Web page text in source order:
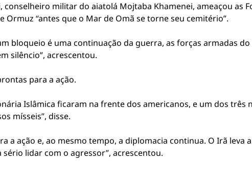
militar do aiatolá Mojtaba Khamenei, ameaçou as
“antes que o Mar de Omã se torne seu cemitério”.
bloqueio é uma continuação da guerra, as forças armadas
silêncio”, acrescentou.
para a ação.
Islâmica ficaram na frente dos americanos, e um dos três
mísseis”, disse.
a ação e, ao mesmo tempo, a diplomacia continua. O Irã leva
lidar com o agressor”, acrescentou.